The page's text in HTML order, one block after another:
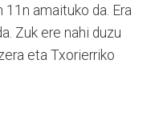
amaituko da. Era
Zuk ere nahi duzu
eta Txorierriko